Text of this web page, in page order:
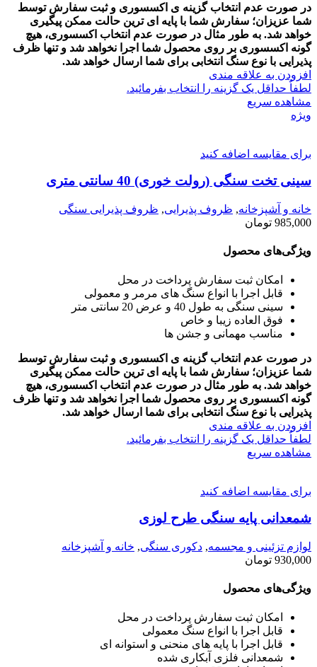
در صورت عدم انتخاب گزینه ی اکسسوری و ثبت سفارش توسط
شما عزیزان؛ سفارش شما با پایه ای ترین حالت ممکن پیگیری
خواهد شد. به طور مثال در صورت عدم انتخاب اکسسوری، هیچ
گونه اکسسوری بر روی محصول شما اجرا نخواهد شد و تنها ظرف
پذیرایی با نوع سنگ انتخابی برای شما ارسال خواهد شد.
افزودن به علاقه مندی
لطفاٌ حداقل یک گزینه را انتخاب بفرمائید.
مشاهده سریع
ویژه
برای مقایسه اضافه کنید
سینی تخت سنگی (رولت خوری) 40 سانتی متری
خانه و آشپزخانه, ظروف پذیرایی, ظروف پذیرایی سنگی
985,000 تومان
ویژگی‌های محصول
امکان ثبت سفارش پرداخت در محل
قابل اجرا با انواع سنگ های مرمر و معمولی
سینی سنگی به طول 40 و عرض 20 سانتی متر
فوق العاده زیبا و خاص
مناسب مهمانی و جشن ها
در صورت عدم انتخاب گزینه ی اکسسوری و ثبت سفارش توسط
شما عزیزان؛ سفارش شما با پایه ای ترین حالت ممکن پیگیری
خواهد شد. به طور مثال در صورت عدم انتخاب اکسسوری، هیچ
گونه اکسسوری بر روی محصول شما اجرا نخواهد شد و تنها ظرف
پذیرایی با نوع سنگ انتخابی برای شما ارسال خواهد شد.
افزودن به علاقه مندی
لطفاٌ حداقل یک گزینه را انتخاب بفرمائید.
مشاهده سریع
برای مقایسه اضافه کنید
شمعدانی پایه سنگی طرح لوزی
لوازم تزئینی و مجسمه, دکوری سنگی, خانه و آشپزخانه
930,000 تومان
ویژگی‌های محصول
امکان ثبت سفارش پرداخت در محل
قابل اجرا با انواع سنگ معمولی
قابل اجرا با پایه های منحنی و استوانه ای
شمعدانی فلزی آبکاری شده